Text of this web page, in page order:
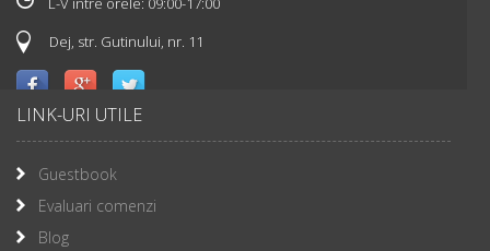
Dej, str. Gutinului, nr. 11
LINK-URI UTILE
Guestbook
Evaluari comenzi
Blog